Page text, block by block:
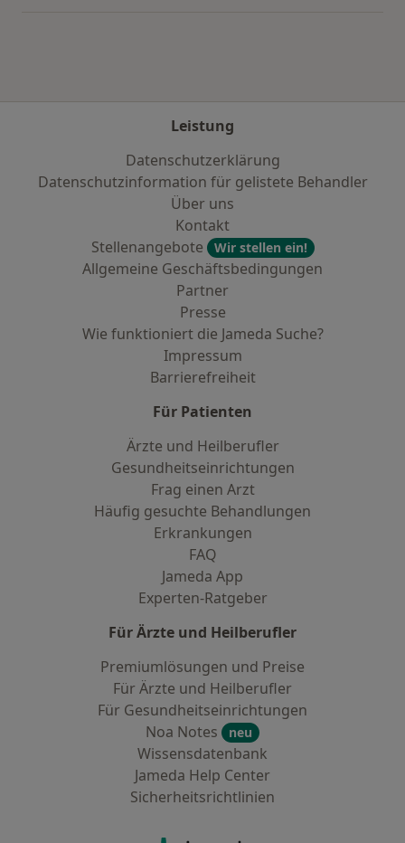
Leistung
Datenschutzerklärung
Datenschutzinformation für gelistete Behandler
Über uns
Kontakt
Stellenangebote
Wir stellen ein!
Allgemeine Geschäftsbedingungen
Partner
Presse
Wie funktioniert die Jameda Suche?
Impressum
Barrierefreiheit
Für Patienten
Ärzte und Heilberufler
Gesundheitseinrichtungen
Frag einen Arzt
Häufig gesuchte Behandlungen
Erkrankungen
FAQ
Jameda App
Experten-Ratgeber
Für Ärzte und Heilberufler
Premiumlösungen und Preise
Für Ärzte und Heilberufler
Für Gesundheitseinrichtungen
Noa Notes
neu
Wissensdatenbank
Jameda Help Center
Sicherheitsrichtlinien